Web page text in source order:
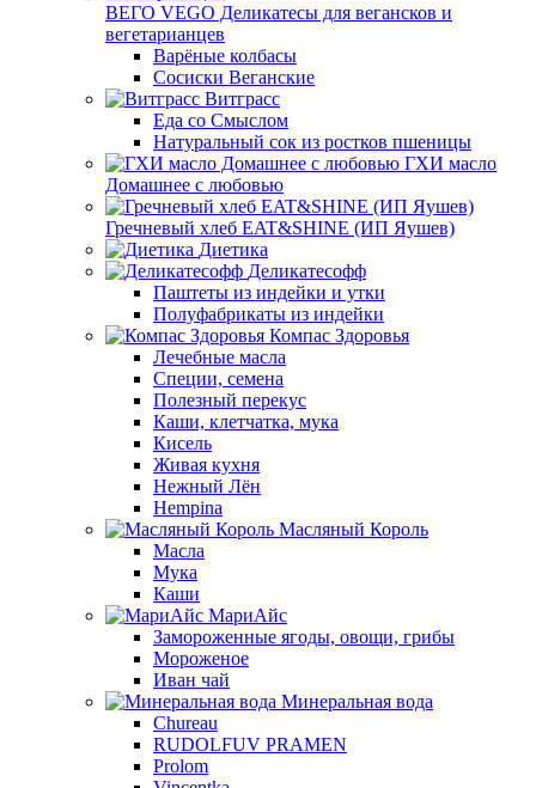
ВЕГО VEGO Деликатесы для вегансков и
вегетарианцев
Варёные колбасы
Сосиски Веганские
Витграсс
Еда со Смыслом
Натуральный сок из ростков пшеницы
ГХИ масло
Домашнее с любовью
Гречневый хлеб EAT&SHINE (ИП Яушев)
Диетика
Деликатесофф
Паштеты из индейки и утки
Полуфабрикаты из индейки
Компас Здоровья
Лечебные масла
Специи, семена
Полезный перекус
Каши, клетчатка, мука
Кисель
Живая кухня
Нежный Лён
Hempina
Масляный Король
Масла
Мука
Каши
МариАйс
Замороженные ягоды, овощи, грибы
Мороженое
Иван чай
Минеральная вода
Chureau
RUDOLFUV PRAMEN
Prolom